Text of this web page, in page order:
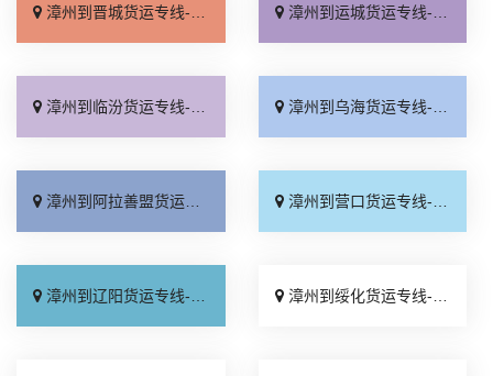
漳州到晋城货运专线-漳州到晋城物流公司_多少公里「物流拼车」 漳州到运城货运专线-漳州到运城物流公司_零担配货「直发全境」
漳州到临汾货运专线-漳州到临汾物流公司_费用多少「运价实惠」 漳州到乌海货运专线-漳州到乌海物流公司_送货上门「送货到门」
漳州到阿拉善盟货运专线-漳州到阿拉善盟物流公司_快速响应「直达不中转」 漳州到营口货运专线-漳州到营口物流公司_资质齐全「按时送达」
漳州到辽阳货运专线-漳州到辽阳物流公司_合理收费「快速响应」 漳州到绥化货运专线-漳州到绥化物流公司_不随意加价「高效快运」